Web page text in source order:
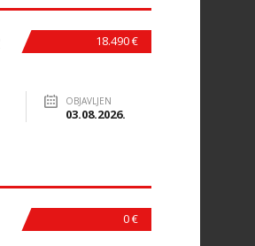
18.490 €
OBJAVLJEN
03.08.2026.
0 €